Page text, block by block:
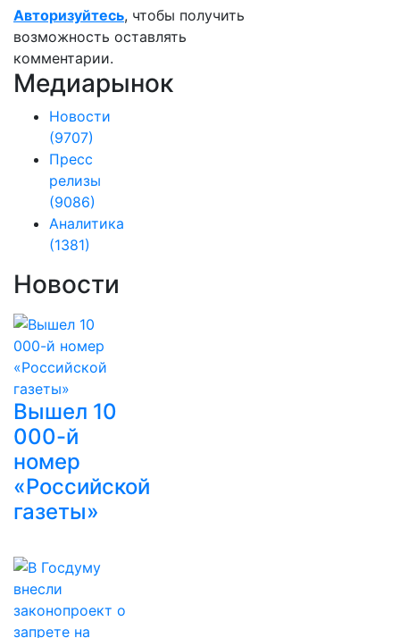
Авторизуйтесь, чтобы получить
возможность оставлять
комментарии.
Медиарынок
Новости
(9707)
Пресс
релизы
(9086)
Аналитика
(1381)
Новости
Вышел 10
000-й
номер
«Российской
газеты»